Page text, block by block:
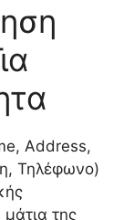
Address,
Τηλέφωνο)
μάτια της